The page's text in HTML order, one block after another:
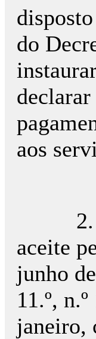
do
aos
2. O
aceite
junho
11.º,
janeiro,